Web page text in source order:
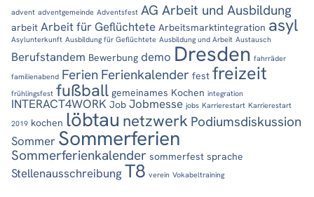
advent adventgemeinde Adventsfest AG Arbeit und Ausbildung
arbeit Arbeit für Geflüchtete Arbeitsmarktintegration asyl
Asylunterkunft Ausbildung für Geflüchtete Ausbildung und Arbeit Austausch
Berufstandem Bewerbung demo Dresden fahrräder
familienabend Ferien Ferienkalender fest freizeit
frühlingsfest fußball gemeinames Kochen integration
INTERACT4WORK Job Jobmesse jobs Karrierestart Karrierestart
2019 kochen löbtau netzwerk Podiumsdiskussion
Sommer Sommerferien
Sommerferienkalender sommerfest sprache
Stellenausschreibung T8 verein Vokabeltraining